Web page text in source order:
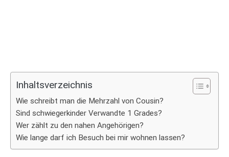
Inhaltsverzeichnis
Wie schreibt man die Mehrzahl von Cousin?
Sind schwiegerkinder Verwandte 1 Grades?
Wer zählt zu den nahen Angehörigen?
Wie lange darf ich Besuch bei mir wohnen lassen?